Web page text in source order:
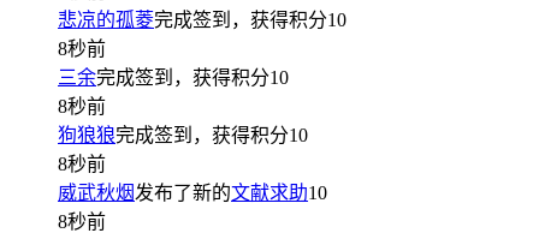
悲凉的孤菱完成签到，获得积分10
8秒前
三余完成签到，获得积分10
8秒前
狗狼狼完成签到，获得积分10
8秒前
威武秋烟发布了新的文献求助10
8秒前